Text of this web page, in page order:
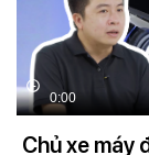
0:00
Chủ xe máy